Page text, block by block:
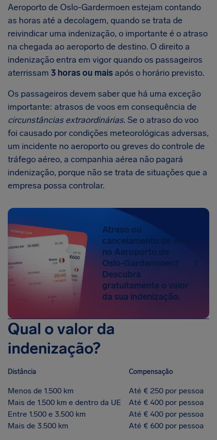
Aeroporto de Oslo-Gardermoen estejam contando
as horas até a decolagem, quando se trata de
reivindicar uma indenização, o importante é o atraso
na chegada ao aeroporto de destino. O direito a
indenização entra em vigor quando os passageiros
aterrissam 3 horas ou mais após o horário previsto.
Os passageiros devem saber que há uma exceção
importante: atrasos de voos em consequência de
circunstâncias extraordinárias. Se o atraso do voo
foi causado por condições meteorológicas adversas,
um incidente no aeroporto ou greves do controle de
tráfego aéreo, a companhia aérea não pagará
indenização, porque não se trata de situações que a
empresa possa controlar.
Atraso ou
cancelamento de voo
no Aeroporto de
Oslo-Gardermoen?
Descubra
gratuitamente o valor
da sua indenização.
Qual o valor da
indenização?
Distância Compensação
Menos de 1.500 km
Até € 250 por pessoa
Mais de 1.500 km e dentro da UE
Até € 400 por pessoa
Entre 1.500 e 3.500 km
Até € 400 por pessoa
Mais de 3.500 km
Até € 600 por pessoa